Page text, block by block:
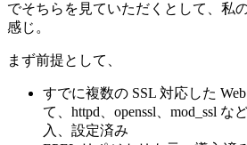
でそちらを見ていただくとして、私
感じ。
まず前提として、
すでに複数の SSL 対応した
て、httpd、openssl、mod_ssl
入、設定済み